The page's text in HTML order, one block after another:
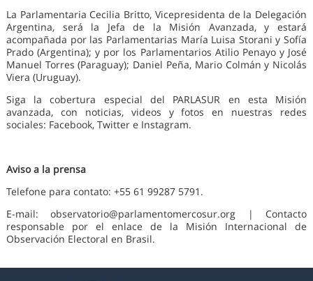
La Parlamentaria Cecilia Britto, Vicepresidenta de la Delegación
Argentina, será la Jefa de la Misión Avanzada, y estará
acompañada por las Parlamentarias María Luisa Storani y Sofía
Prado (Argentina); y por los Parlamentarios Atilio Penayo y José
Manuel Torres (Paraguay); Daniel Peña, Mario Colmán y Nicolás
Viera (Uruguay).
Siga la cobertura especial del PARLASUR en esta Misión
avanzada, con noticias, videos y fotos en nuestras redes
sociales: Facebook, Twitter e Instagram.
Aviso a la prensa
Telefone para contato: +55 61 99287 5791.
E-mail: observatorio@parlamentomercosur.org | Contacto
responsable por el enlace de la Misión Internacional de
Observación Electoral en Brasil.